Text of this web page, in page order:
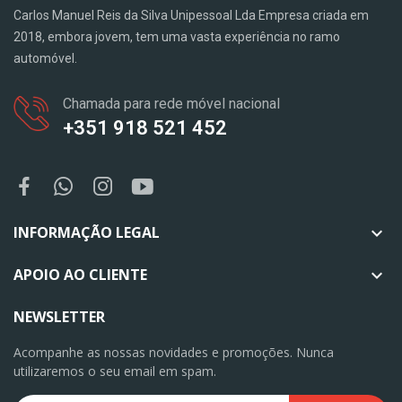
Carlos Manuel Reis da Silva Unipessoal Lda Empresa criada em
2018, embora jovem, tem uma vasta experiência no ramo
automóvel.
Chamada para rede móvel nacional
+351 918 521 452
INFORMAÇÃO LEGAL 
APOIO AO CLIENTE 
NEWSLETTER
Acompanhe as nossas novidades e promoções. Nunca
utilizaremos o seu email em spam.